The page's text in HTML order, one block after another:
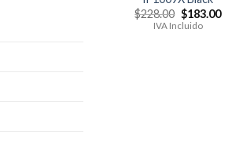
$228.00 El
precio
$183.00El
IVA Incluido